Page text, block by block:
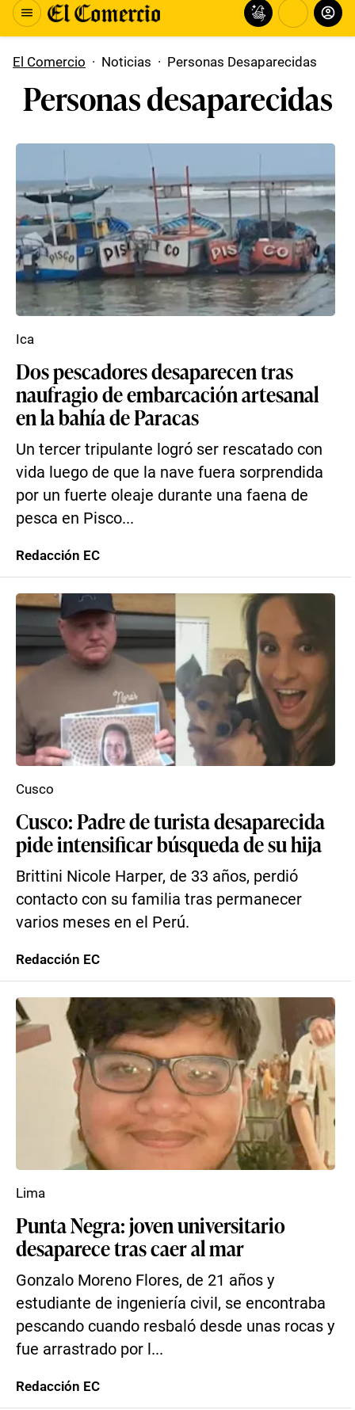
El Comercio · Noticias · Personas Desaparecidas
Personas desaparecidas
Dos pescadores desaparecen tras
naufragio de embarcación artesanal
en la bahía de Paracas
Un tercer tripulante logró ser rescatado con
vida luego de que la nave fuera sorprendida
por un fuerte oleaje durante una faena de
pesca en Pisco...
Ica
Redacción EC
Cusco: Padre de turista desaparecida
pide intensificar búsqueda de su hija
Brittini Nicole Harper, de 33 años, perdió
contacto con su familia tras permanecer
varios meses en el Perú.
Cusco
Redacción EC
Punta Negra: joven universitario
desaparece tras caer al mar
Gonzalo Moreno Flores, de 21 años y
estudiante de ingeniería civil, se encontraba
pescando cuando resbaló desde unas rocas y
fue arrastrado por l...
Lima
Redacción EC